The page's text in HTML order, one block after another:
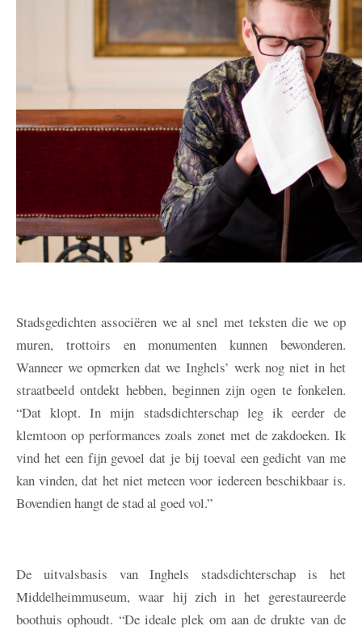
Stadsgedichten associëren we al snel met teksten die we op
muren, trottoirs en monumenten kunnen bewonderen.
Wanneer we opmerken dat we Inghels’ werk nog niet in het
straatbeeld ontdekt hebben, beginnen zijn ogen te fonkelen.
“Dat klopt. In mijn stadsdichterschap leg ik eerder de
klemtoon op performances zoals zonet met de zakdoeken. Ik
vind het een fijn gevoel dat je bij toeval een gedicht van me
kan vinden, dat het niet meteen voor iedereen beschikbaar is.
Bovendien hangt de stad al goed vol.”
De uitvalsbasis van Inghels stadsdichterschap is het
Middelheimmuseum, waar hij zich in het gerestaureerde
boothuis ophoudt. “De ideale plek om aan de drukte van de